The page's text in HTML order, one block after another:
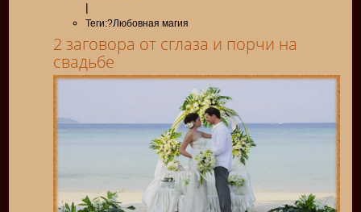
|
Теги:?Любовная магия
2 заговора от сглаза и порчи на
свадьбе